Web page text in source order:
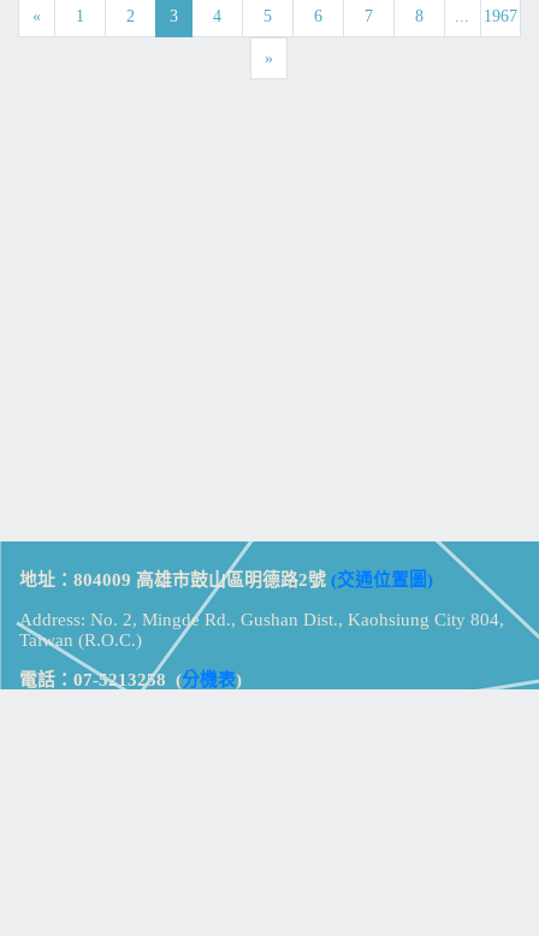
« 1 2 3 4 5 6 7 8 ... 1967
»
地址：804009 高雄市鼓山區明德路2號 (交通位置圖)
Address: No. 2, Mingde Rd., Gushan Dist., Kaohsiung City 804,
Taiwan (R.O.C.)
電話：07-5213258 (分機表)